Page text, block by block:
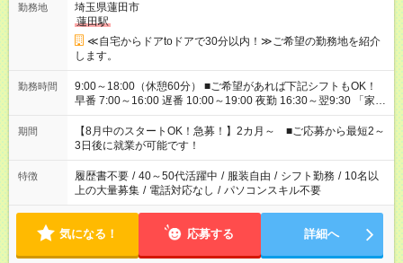
勤務地
埼玉県蓮田市
蓮田駅
≪自宅からドアtoドアで30分以内！≫ご希望の勤務地を紹介
します。
勤務時間
9:00～18:00（休憩60分） ■ご希望があれば下記シフトもOK！
早番 7:00～16:00 遅番 10:00～19:00 夜勤 16:30～翌9:30 「家族
と休みを合わせたい」 「余裕を持って夕飯の準備がしたい」
「できれば残業はしたくない」 など、ご希望を教えてください
ね。 ※Wワーク希望の方へ 今ご覧のお仕事で希望する勤務時間
と、もう1つのお仕事の勤務時間。 合計で週40時間を超える場
合は応募できません。
期間
【8月中のスタートOK！急募！】2カ月～ ■ご応募から最短2～
3日後に就業が可能です！
特徴 履歴書不要 / 40～50代活躍中 / 服装自由 / シフト勤務 / 10名以
上の大量募集 / 電話対応なし / パソコンスキル不要
気になる！ 応募する 詳細へ